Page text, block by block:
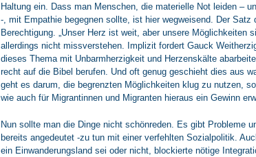
Haltung ein. Dass man Menschen, die materielle Not leiden –
-, mit Empathie begegnen sollte, ist hier wegweisend. Der
Berechtigung. „Unser Herz ist weit, aber unsere Möglichkeiten
allerdings nicht missverstehen. Implizit fordert Gauck
dieses Thema mit Unbarmherzigkeit und Herzenskälte
recht auf die Bibel berufen. Und oft genug geschieht dies aus
geht es darum, die begrenzten Möglichkeiten klug zu nutzen,
wie auch für Migrantinnen und Migranten hieraus ein Gewinn
Nun sollte man die Dinge nicht schönreden. Es gibt Probleme
bereits angedeutet -zu tun mit einer verfehlten Sozialpolitik.
ein Einwanderungsland sei oder nicht, blockierte nötige